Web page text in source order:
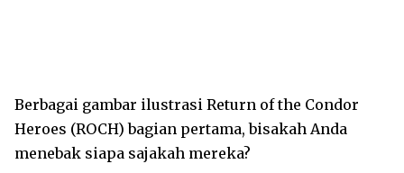
Berbagai gambar ilustrasi Return of the Condor
Heroes (ROCH) bagian pertama, bisakah Anda
menebak siapa sajakah mereka?